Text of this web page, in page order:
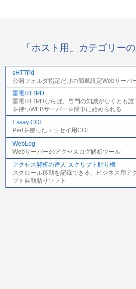
「ホスト用」カテゴリー
sHTTPd
公開フォルダ指定だけの簡単設定Webサーバ
雷電HTTPD
雷電HTTPDならば、専門の知識がなくとも
を持つWEBサーバーを簡単に始められる
Essay CGI
Perlを使ったエッセイ用CGI
WebLog
Webサーバーのアクセスログ解析ツール
アクセス解析の達人 スクリプト貼り機
スクロール移動を記録できる、ビジネス用ア
プト自動貼りソフト